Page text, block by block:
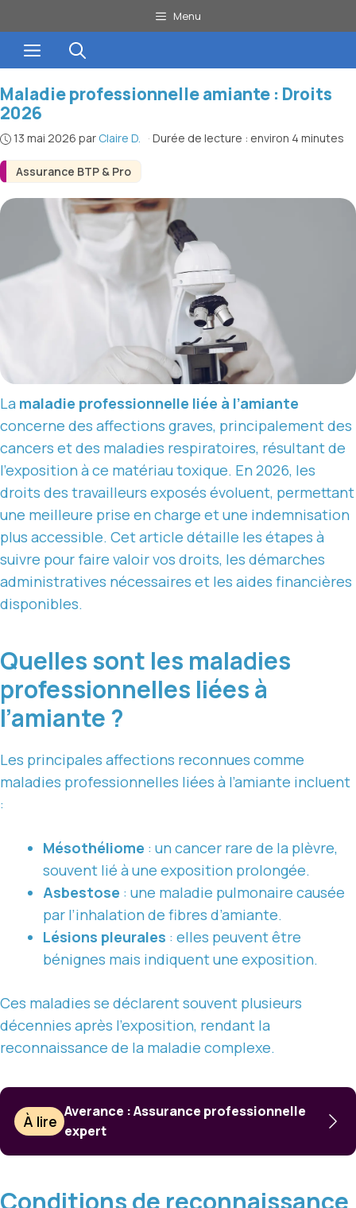
au
contenu
Menu
Menu
Assurance BTP & Pro
Maladie professionnelle amiante : Droits
2026
13 mai 2026 par Claire D. · Durée de lecture : environ 4 minutes
La maladie professionnelle liée à l’amiante
concerne des affections graves, principalement des
cancers et des maladies respiratoires, résultant de
l’exposition à ce matériau toxique. En 2026, les
droits des travailleurs exposés évoluent, permettant
une meilleure prise en charge et une indemnisation
plus accessible. Cet article détaille les étapes à
suivre pour faire valoir vos droits, les démarches
administratives nécessaires et les aides financières
disponibles.
Quelles sont les maladies
professionnelles liées à
l’amiante ?
Les principales affections reconnues comme
maladies professionnelles liées à l’amiante incluent
:
Mésothéliome : un cancer rare de la plèvre,
souvent lié à une exposition prolongée.
Asbestose : une maladie pulmonaire causée
par l’inhalation de fibres d’amiante.
Lésions pleurales : elles peuvent être
bénignes mais indiquent une exposition.
Ces maladies se déclarent souvent plusieurs
décennies après l’exposition, rendant la
reconnaissance de la maladie complexe.
À lire
Averance : Assurance professionnelle
expert
Conditions de reconnaissance